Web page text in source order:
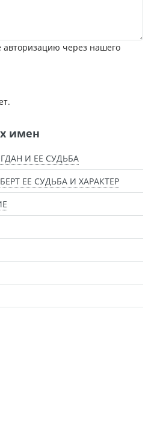
авторизацию через нашего
имен
И ЕЕ СУДЬБА
ЕЕ СУДЬБА И ХАРАКТЕР